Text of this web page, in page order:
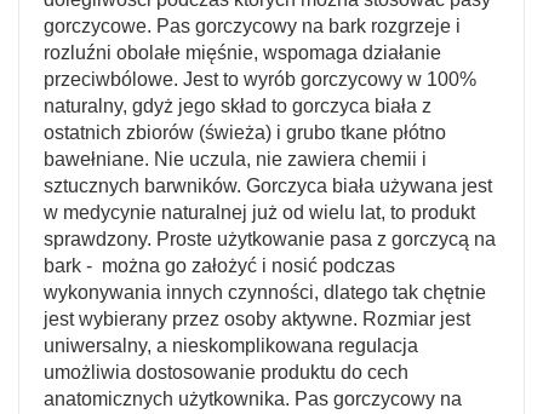
gorczycowe. Pas gorczycowy na bark rozgrzeje i
rozluźni obolałe mięśnie, wspomaga działanie
przeciwbólowe. Jest to wyrób gorczycowy w 100%
naturalny, gdyż jego skład to gorczyca biała z
ostatnich zbiorów (świeża) i grubo tkane płótno
bawełniane. Nie uczula, nie zawiera chemii i
sztucznych barwników. Gorczyca biała używana jest
w medycynie naturalnej już od wielu lat, to produkt
sprawdzony. Proste użytkowanie pasa z gorczycą na
bark - można go założyć i nosić podczas
wykonywania innych czynności, dlatego tak chętnie
jest wybierany przez osoby aktywne. Rozmiar jest
uniwersalny, a nieskomplikowana regulacja
umożliwia dostosowanie produktu do cech
anatomicznych użytkownika. Pas gorczycowy na